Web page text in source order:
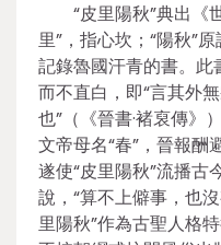
“皮里陽秋”典出《
里”，指心坎；“陽秋”
記錄魯國汗青的書。
而不直白，即“言其外
也”（《晉書·褚裒傳》
文帝母名“春”，晉報酬
遂使“皮里陽秋”流播古
說，“算不上僻事，也
里陽秋”作為古聖人格